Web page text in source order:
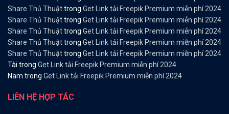
Share Thủ Thuậttrong Get Link tải Freepik Premium miễn phí 2024
Share Thủ Thuậttrong Get Link tải Freepik Premium miễn phí 2024
Share Thủ Thuậttrong Get Link tải Freepik Premium miễn phí 2024
Share Thủ Thuậttrong Get Link tải Freepik Premium miễn phí 2024
Share Thủ Thuậttrong Get Link tải Freepik Premium miễn phí 2024
Tài trong Get Link tải Freepik Premium miễn phí 2024
Nam trong Get Link tải Freepik Premium miễn phí 2024
LIÊN HỆ HỢP TÁC